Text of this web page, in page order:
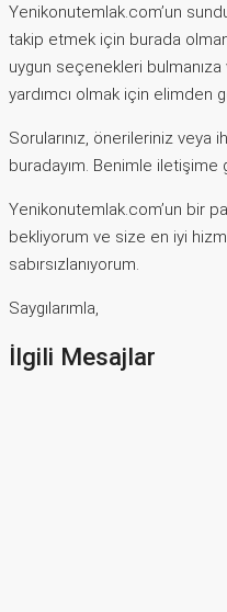
Yenikonutemlak.com’un
takip etmek için burada
uygun seçenekleri
yardımcı olmak için elimden
Sorularınız, önerileriniz veya
buradayım. Benimle
Yenikonutemlak.com’un bir
bekliyorum ve size en iyi
sabırsızlanıyorum.
Saygılarımla,
İlgili Mesajlar